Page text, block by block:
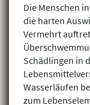
Die Menschen
die harten
Vermehrt
Schädlingen in
Wasserläufen
zum